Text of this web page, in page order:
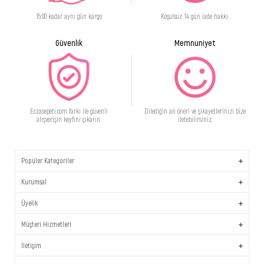
15:00 kadar aynı gün kargo Koşulsuz 14 gün iade hakkı.
Güvenlik
Eczasepeti.com farkı ile güvenli
alışverişin keyfini çıkarın.
Memnuniyet
Dilediğin an öneri ve şikayetlerinizi bize
iletebilirsiniz.
Popüler Kategoriler
Kurumsal
Üyelik
Müşteri Hizmetleri
İletişim